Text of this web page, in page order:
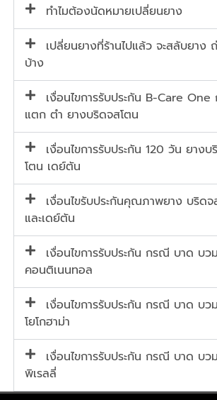
ทำไมต้องนัดหมายเปลี่ยนยาง
เปลี่ยนยางที่ร้านไปแล้ว จะสลับยาง
บ้าง
เงื่อนไขการรับประกัน B-Care
แตก ตำ ยางบริดจสโตน
เงื่อนไขการรับประกัน 120 วัน ยาง
โตน เดย์ตัน
เงื่อนไขรับประกันคุณภาพยาง บริดจ
และเดย์ตัน
เงื่อนไขการรับประกัน กรณี บาด บ
คอนติเนนทอล
เงื่อนไขการรับประกัน กรณี บาด บ
โยโกฮาม่า
เงื่อนไขการรับประกัน กรณี บาด บ
พิเรลลี่